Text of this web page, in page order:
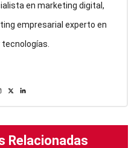
en marketing digital,
empresarial experto en
tecnologías.
Relacionadas